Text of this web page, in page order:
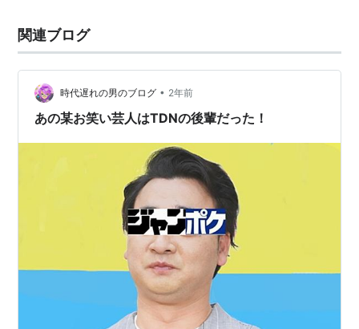
関連ブログ
時代遅れの男のブログ • 2年前
あの某お笑い芸人はTDNの後輩だった！